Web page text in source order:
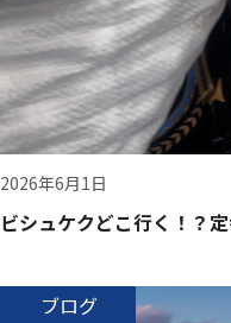
2026年6月1日
ビシュケクどこ行く！？
ブログ